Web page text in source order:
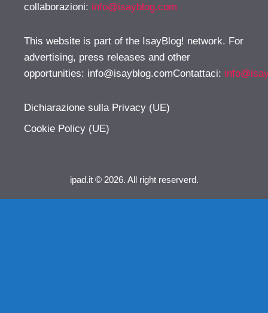
collaborazioni: info@isayblog.com
This website is part of the IsayBlog! network. For
advertising, press releases and other
opportunities: info@isayblog.comContattaci:
Dichiarazione sulla Privacy (UE)
Cookie Policy (UE)
ipad.it © 2026. All right reserverd.